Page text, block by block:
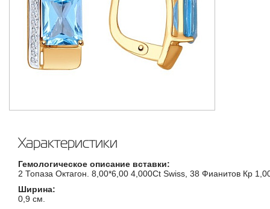
Характеристики
Гемологическое описание вставки:
2 Топаза Октагон. 8,00*6,00 4,000Ct Swiss, 38 Фианитов Кр
Ширина:
0,9 см.